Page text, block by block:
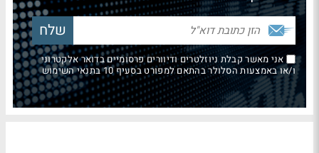
אני מאשר קבלת ניוזלטרים ודיוורים פרסומיים בדואר אלקטרוני
ו/או באמצעות הסלולר בהתאם למפורט בסעיף 10 בתנאי השימוש